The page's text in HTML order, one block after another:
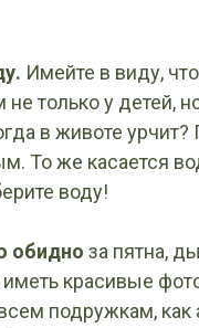
Имейте в виду,
только у детей,
в животе
То же касается
воду!
обидно за пятна,
красивые
подружкам,